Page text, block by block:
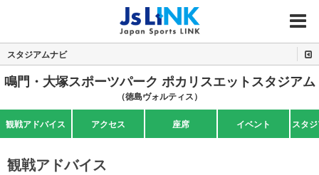
MENU
スタジアムナビ
鳴門・大塚スポーツパーク ポカリスエットスタジアム
（徳島ヴォルティス）
観戦アドバイス アクセス 座席 イベント スタ
観戦アドバイス